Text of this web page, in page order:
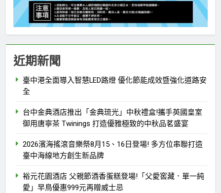
近期新聞
臺中港全面導入智慧LED路燈 優化節能成效暨強化道路安
全
台中金典酒店推出「金典琉光」中秋禮盒!攜手英國皇室
御用唐寧茶 Twinings 打造優雅極致的中秋品茗盛宴
2026濱海搖滾音樂祭8月15、16日登場! 多方位串聯打造
臺中海線地方創生新品牌
裕元花園酒店 父親節酒香蛋糕登場!「父愛窖藏．單一純
愛」早鳥優惠999元再贈威士忌